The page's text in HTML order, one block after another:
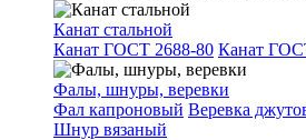
Канат стальной
Канат ГОСТ 2688-80 Канат
Фалы, шнуры, веревки
Фал капроновый Веревка
Шнур вязаный